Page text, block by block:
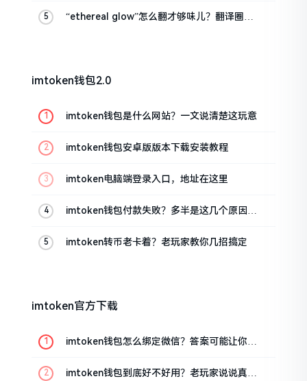
“ethereal glow”怎么翻才够味儿？翻译圈老
imtoken钱包2.0
imtoken钱包是什么网站？一文说清楚这玩意
imtoken钱包安卓版版本下载安装教程
imtoken电脑端登录入口，地址在这里
imtoken钱包付款失败？多半是这几个原因闹
imtoken转币老卡着？老玩家教你几招搞定
imtoken官方下载
imtoken钱包怎么绑定微信？答案可能让你失
imtoken钱包到底好不好用？老玩家说说真实